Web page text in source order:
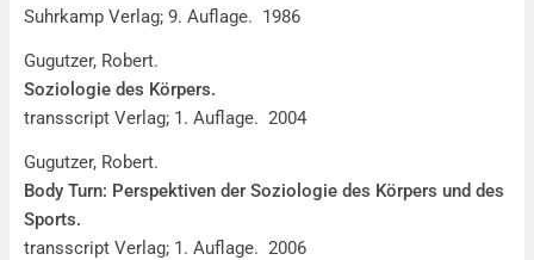
Suhrkamp Verlag; 9. Auflage. 1986
Gugutzer, Robert.
Soziologie des Körpers.
transscript Verlag; 1. Auflage. 2004
Gugutzer, Robert.
Body Turn: Perspektiven der Soziologie des Körpers und des
Sports.
transscript Verlag; 1. Auflage. 2006